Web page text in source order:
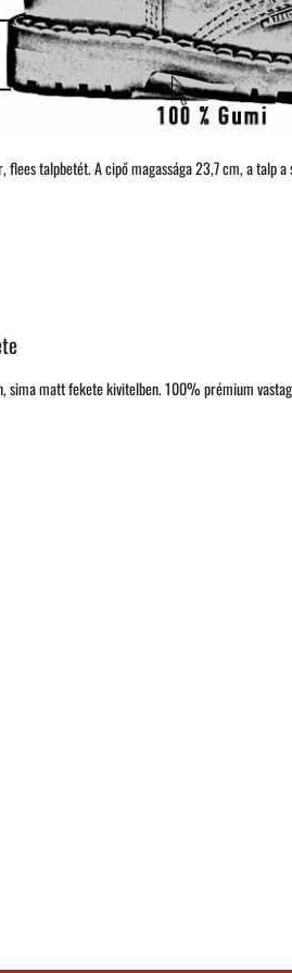
talpbetét. A cipő magassága 23,7 cm, a talp
sima matt fekete kivitelben. 100% prémium